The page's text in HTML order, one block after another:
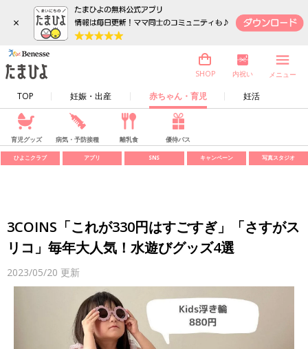
×
TOP 妊娠・出産 赤ちゃん・育児 妊活
SHOP 内祝い メニュー
育児グッズ 病気・予防接種 離乳食 優待パス
ひよこクラブ アプリ SNS キャンペーン 写真スタジオ
3COINS「これが330円はすごすぎ」「さすがス
リコ」毎年大人気！水遊びグッズ4選
2023/05/20 更新